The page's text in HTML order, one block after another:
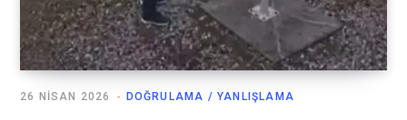
DOĞRULAMA / YANLIŞLAMA
26 NISAN 2026